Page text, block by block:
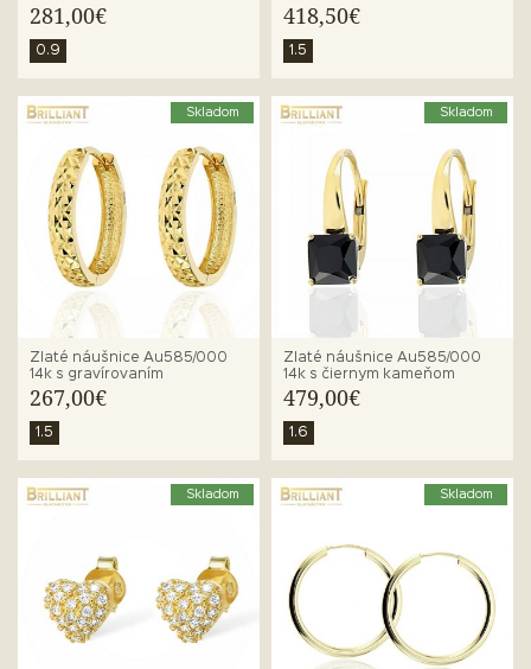
281,00€
0.9
418,50€
1.5
Skladom
Zlaté náušnice Au585/000
14k s gravírovaním
267,00€
1.5
Skladom
Zlaté náušnice Au585/000
14k s čiernym kameňom
479,00€
1.6
Skladom Skladom